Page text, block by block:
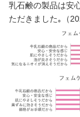
乳石鹸の製品は安
ただきました｡（